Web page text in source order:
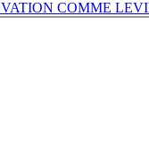
COMME